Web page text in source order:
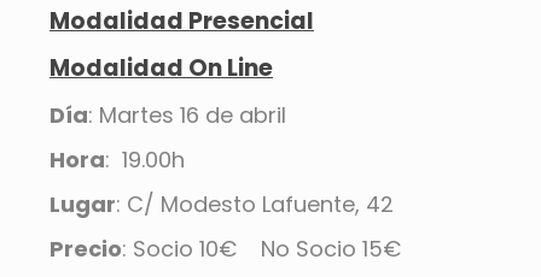
Modalidad Presencial
Modalidad On Line
Día: Martes 16 de abril
Hora: 19.00h
Lugar: C/ Modesto Lafuente, 42
Precio: Socio 10€ No Socio 15€